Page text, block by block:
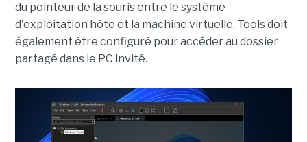
du pointeur de la souris entre le système
d'exploitation hôte et la machine virtuelle. Tools doit
également être configuré pour accéder au dossier
partagé dans le PC invité.